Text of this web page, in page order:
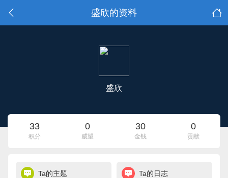
盛欣的资料
盛欣
33
积分
0
威望
30
金钱
0
贡献
Ta的主题 Ta的日志